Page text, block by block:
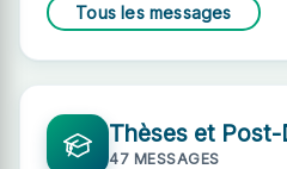
Tous les messages
Thèses et
47 MESSAGES